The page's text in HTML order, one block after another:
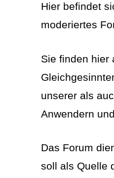
Hier befindet
moderiertes
Sie finden hier
unserer als
Anwendern
Das Forum
soll als Quelle